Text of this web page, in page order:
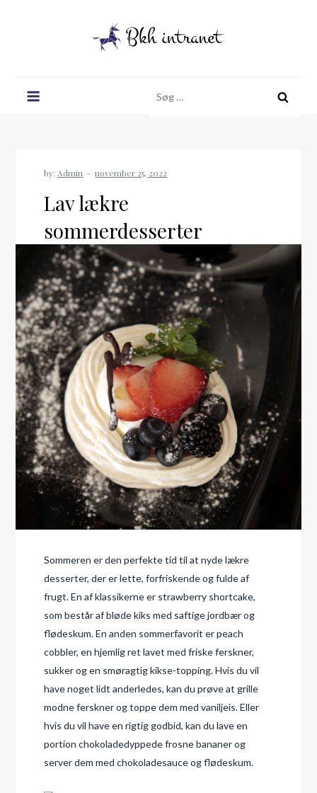
efter:
by: Admin
Lav lækre
sommerdesserter
Sommeren er den perfekte tid til at nyde lækre
desserter, der er lette, forfriskende og fulde af
frugt. En af klassikerne er strawberry shortcake,
som består af bløde kiks med saftige jordbær og
flødeskum. En anden sommerfavorit er peach
cobbler, en hjemlig ret lavet med friske ferskner,
sukker og en smøragtig kikse-topping. Hvis du vil
have noget lidt anderledes, kan du prøve at grille
modne ferskner og toppe dem med vaniljeis. Eller
hvis du vil have en rigtig godbid, kan du lave en
portion chokoladedyppede frosne bananer og
server dem med chokoladesauce og flødeskum.